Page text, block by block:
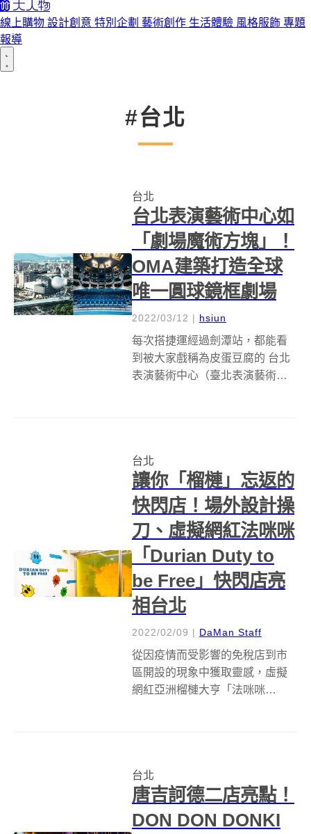
線上購物 設計創意 特別企劃 藝術創作 生活體驗 風格服飾 專題
報導
#台北
台北
台北表演藝術中心如
「劇場魔術方塊」！
OMA建築打造全球
唯一圓球鏡框劇場
2022/03/12 | hsiun
每次搭捷運經過劍潭站，都能看
到被大家戲稱為皮蛋豆腐的 台北
表演藝術中心（臺北表演藝術中
運。針對三座劇場及戶外演出場
地，以「試...
台北
讓你「榴槤」忘返的
快閃店！場外設計操
刀、虛擬網紅法咪咪
「Durian Duty to
be Free」快閃店亮
相台北
2022/02/09 | DaMan Staff
從因疫情而受影響的免稅店到市
區開設的現象中獲取靈感，虛擬
網紅亞洲榴槤大亨「法咪咪
Free」，並...
台北
唐吉訶德二店亮點！
DON DON DONKI